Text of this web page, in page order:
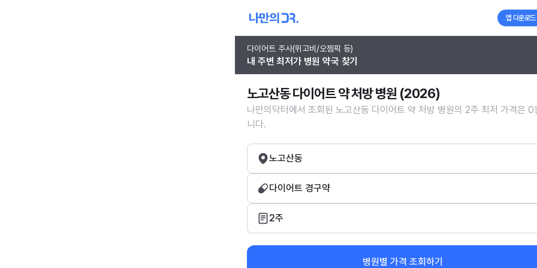
앱 다운로드
다이어트 주사(위고비/오젬픽 등)
내 주변 최저가 병원 약국 찾기
노고산동 다이어트 약 처방 병원 (2026)
나만의닥터에서 조회된 노고산동 다이어트 약 처방 병원의 2주 최저 가격은 0
니다.
노고산동
다이어트 경구약
2주
병원별 가격 조회하기